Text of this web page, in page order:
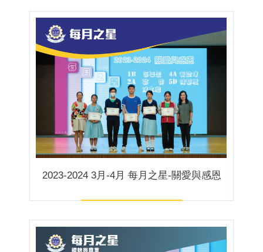
2023-2024 3月-4月 每月之星-關愛與感恩